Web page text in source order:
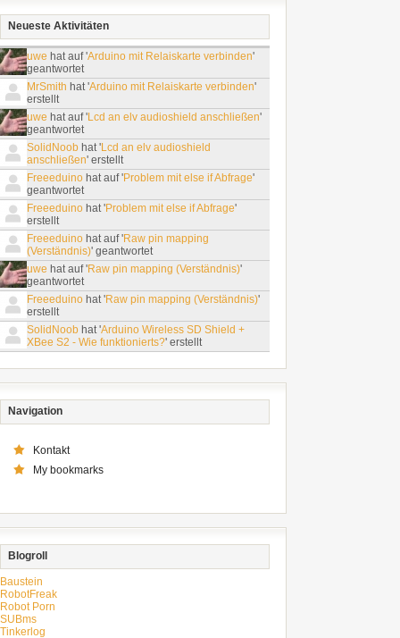
Neueste Aktivitäten
uwe hat auf 'Arduino mit Relaiskarte verbinden'
geantwortet
MrSmith hat 'Arduino mit Relaiskarte verbinden'
erstellt
uwe hat auf 'Lcd an elv audioshield anschließen'
geantwortet
SolidNoob hat 'Lcd an elv audioshield
anschließen' erstellt
Freeeduino hat auf 'Problem mit else if Abfrage'
geantwortet
Freeeduino hat 'Problem mit else if Abfrage'
erstellt
Freeeduino hat auf 'Raw pin mapping
(Verständnis)' geantwortet
uwe hat auf 'Raw pin mapping (Verständnis)'
geantwortet
Freeeduino hat 'Raw pin mapping (Verständnis)'
erstellt
SolidNoob hat 'Arduino Wireless SD Shield +
XBee S2 - Wie funktionierts?' erstellt
Navigation
Kontakt
My bookmarks
Blogroll
Baustein
RobotFreak
Robot Porn
SUBms
Tinkerlog